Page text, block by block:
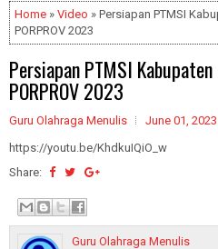
Home » Video » Persiapan PTMSI
PORPROV 2023
Persiapan PTMSI
PORPROV 2023
Guru Olahraga Menulis June 01, 2023
https://youtu.be/KhdkuIQiO_w
Share:
Guru Olahraga Menulis